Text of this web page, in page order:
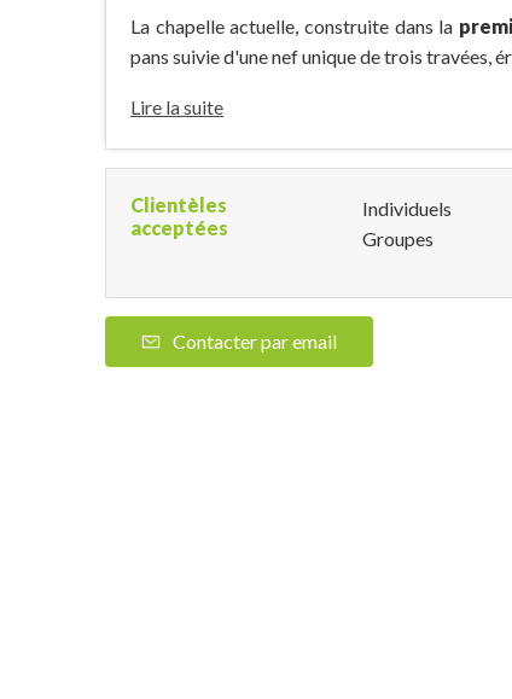
La chapelle actuelle, construite dans la
pans suivie d'une nef unique de trois travées,
Lire la suite
Clientèles
acceptées
Individuels
Groupes
Contacter par email